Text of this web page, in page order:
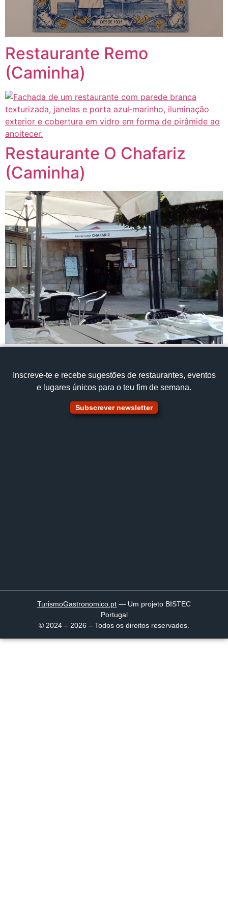
Restaurante Remo
(Caminha)
Restaurante O Chafariz
(Caminha)
Inscreve‑te e recebe sugestões de restaurantes, eventos
e lugares únicos para o teu fim de semana.
Subscrever newsletter
TurismoGastronomico .pt — Um projeto BISTEC
Portugal
© 2024 – 2026 – Todos os direitos reservados.